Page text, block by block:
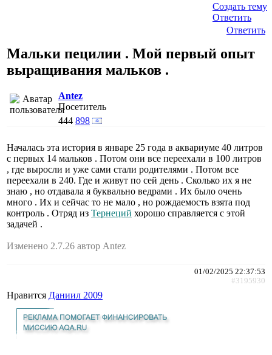
Создать тему
Ответить
Ответить
Мальки пецилии . Мой первый опыт
выращивания мальков .
Antez
Посетитель
444 898
Началась эта история в январе 25 года в аквариуме 40 литров
с первых 14 мальков . Потом они все переехали в 100 литров
, где выросли и уже сами стали родителями . Потом все
переехали в 240. Где и живут по сей день . Сколько их я не
знаю , но отдавала я буквально ведрами . Их было очень
много . Их и сейчас то не мало , но рождаемость взята под
контроль . Отряд из Тернеций хорошо справляется с этой
задачей .
Изменено 2.7.26 автор Antez
01/02/2025 22:37:53
#3195930
Нравится Даниил 2009